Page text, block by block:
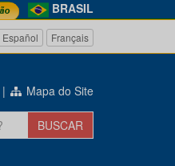
BRASIL
Español Français
| Mapa do Site